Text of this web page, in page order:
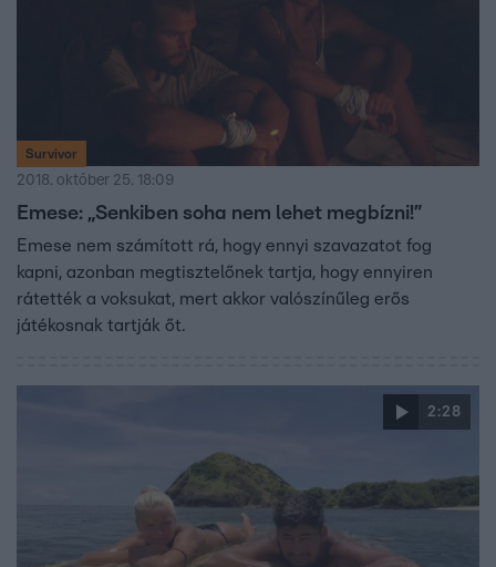
Survivor
2018. október 25. 18:09
Emese: „Senkiben soha nem lehet megbízni!”
Emese nem számított rá, hogy ennyi szavazatot fog
kapni, azonban megtisztelőnek tartja, hogy ennyiren
rátették a voksukat, mert akkor valószínűleg erős
játékosnak tartják őt.
2:28